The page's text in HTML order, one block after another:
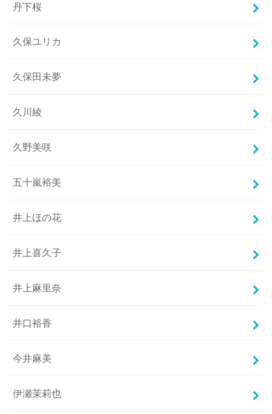
丹下桜
久保ユリカ
久保田未夢
久川綾
久野美咲
五十嵐裕美
井上ほの花
井上喜久子
井上麻里奈
井口裕香
今井麻美
伊瀬茉莉也